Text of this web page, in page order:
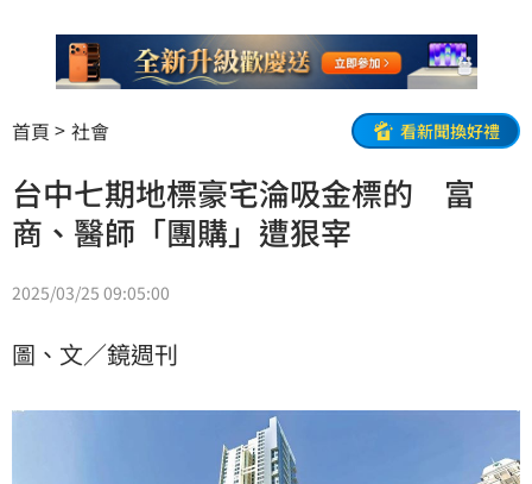
首頁 社會 看新聞換好禮
台中七期地標豪宅淪吸金標的 富
商、醫師「團購」遭狠宰
2025/03/25 09:05:00
圖、文／鏡週刊